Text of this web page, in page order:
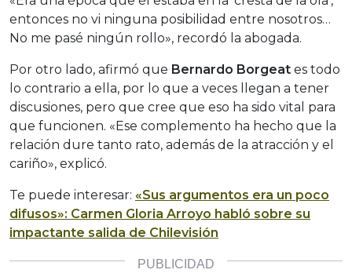
entonces no vi ninguna posibilidad entre nosotros…
No me pasé ningún rollo», recordó la abogada.
Por otro lado, afirmó que Bernardo Borgeat es todo
lo contrario a ella, por lo que a veces llegan a tener
discusiones, pero que cree que eso ha sido vital para
que funcionen. «Ese complemento ha hecho que la
relación dure tanto rato, además de la atracción y el
cariño», explicó.
Te puede interesar: «Sus argumentos era un poco
difusos»: Carmen Gloria Arroyo habló sobre su
impactante salida de Chilevisión